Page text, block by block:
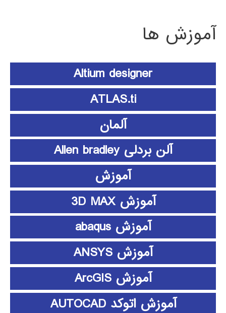
آموزش ها
Altium designer
ATLAS.ti
آلمان
آلن بردلی Allen bradley
آموزش
آموزش 3D MAX
آموزش abaqus
آموزش ANSYS
آموزش ArcGIS
آموزش اتوکد AUTOCAD